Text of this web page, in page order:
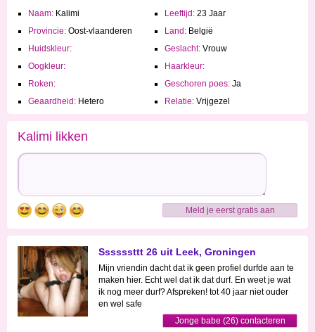
Naam: Kalimi Leeftijd: 23 Jaar
Provincie: Oost-vlaanderen Land: België
Huidskleur:
Geslacht: Vrouw
Oogkleur:
Haarkleur:
Roken:
Geschoren poes: Ja
Geaardheid: Hetero Relatie: Vrijgezel
Kalimi likken
Meld je eerst gratis aan
Ssssssttt 26 uit Leek, Groningen
Mijn vriendin dacht dat ik geen profiel durfde aan te
maken hier. Echt wel dat ik dat durf. En weet je wat
ik nog meer durf? Afspreken! tot 40 jaar niet ouder
en wel safe
Jonge babe (26) contacteren